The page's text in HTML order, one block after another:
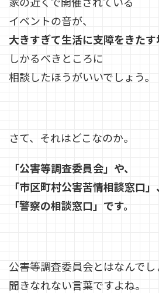
イベントの音が、
大きすぎて生活に支障をきたす
しかるべきところに
相談したほうがいいでしょう。
さて、それはどこなのか。
「公害等調査委員会」や、
「市区町村公害苦情相談窓口」、
「警察の相談窓口」です。
公害等調査委員会とはなんでし
聞きなれない言葉ですよね。